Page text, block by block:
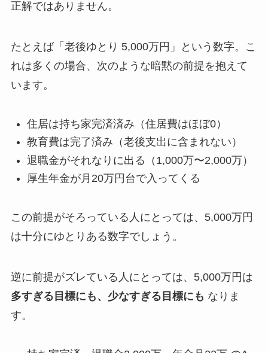
正解ではありません。
たとえば「老後ゆとり 5,000万円」という数字。こ
れは多くの場合、次のような暗黙の前提を抱えて
います。
住居は持ち家完済済み（住居費はほぼ0）
教育費は完了済み（老後支出に含まれない）
退職金がそれなりに出る（1,000万〜2,000万）
厚生年金が月20万円台で入ってくる
この前提がそろっている人にとっては、5,000万円
は十分にゆとりある数字でしょう。
逆に前提がズレている人にとっては、5,000万円は
多すぎる目標にも、少なすぎる目標にも なりま
す。